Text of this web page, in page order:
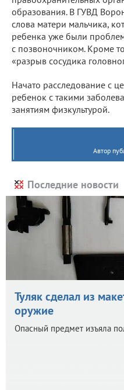
образования. В ГУВД
слова матери мальчика,
ребенка уже были
с позвоночником. Кроме
«разрыв сосудика
Начато расследование с
ребенок с такими
занятиям физкультурой.
Автор
Последние новости
Туляк сделал из
оружие
Опасный предмет изъяла